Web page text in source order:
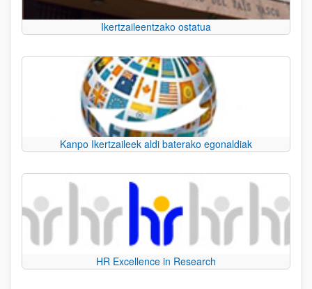
Ikertzaileentzako ostatua
Kanpo Ikertzaileek aldi baterako egonaldiak
HR Excellence in Research